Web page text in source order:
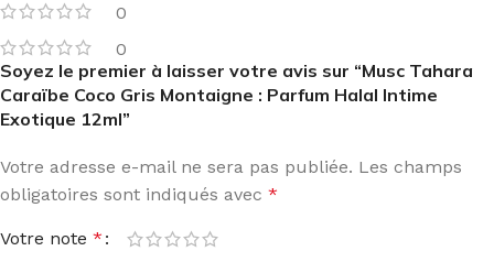
0
0
Soyez le premier à laisser votre avis sur “Musc Tahara
Caraïbe Coco Gris Montaigne : Parfum Halal Intime
Exotique 12ml”
Votre adresse e-mail ne sera pas publiée. Les champs
obligatoires sont indiqués avec *
Votre note *